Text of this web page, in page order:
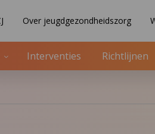
Over jeugdgezondheidszorg
Interventies Richtlijnen